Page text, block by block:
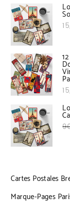
Cartes Postales
Marque-Pages